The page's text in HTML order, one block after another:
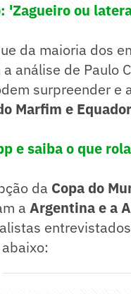
'Zagueiro ou
da maioria dos
análise de Paulo
surpreender e
Marfim e Equador
e saiba o que
da Copa do
a Argentina e a